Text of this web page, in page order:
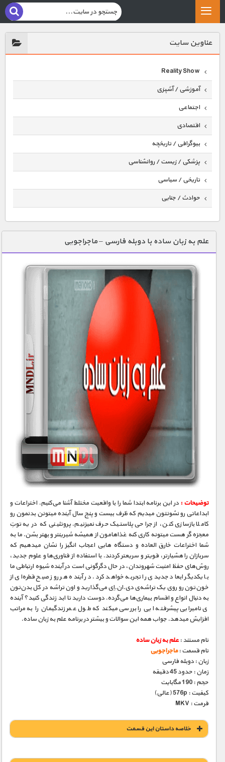
عناوين سايت
Reality Show
آموزشی / آشپزی
اجتماعی
اقتصادی
بیوگرافی / تاریخچه
پزشکی / زیست / روانشناسی
تاریخی / سیاسی
حوادث / جنایی
دنیای خوراکی ها
زمین شناسی / محیط زیست
سازه/ معماری/ مهندسی
سرگرمی
فرهنگ / هنر
مسابقات / ورزشی
مستند های اختصاصی
علم به زبان ساده با دوبله فارسی – ماجراجویی
توضیحات : در این برنامه ابتدا شما را با واقعیت مختلط آشنا می‌کنیم. اختراعات و
ابداعاتی رو نشونتون میدیم که ظرف بیست و پنج سال آینده میتونن بدنمون رو
کاملا بازسازی کنن، از جراحی پلاستیک حرف نمیزنیم. پروتئینی که در یه توتِ
معجزه ‮گر هست میتونه کاری کنه غذاهامون از همیشه شیرینتر و بهتر بشن. ما به
شما اختراعات خارق­ العاده و دستگاه­ هایی اعجاب­ انگیز را نشان می­دهیم که
سربازان را هشیارتر، قوی­تر و سریعتر کردند. با استفاده از فناوری‌ها و علوم جدید،
روش‌های حفظ امنیت شهروندان، در حال دگرگونی است در آینده شیوه ارتباطی ما
با یکدیگر ابعاد جدیدی را تجربه خواهد کرد. در آینده هر روز صبح قطره‌ای از
خون‌تون رو روی یک تراشه‌ی دی.ان.اِی می‌گذارید و اون تراشه در کل بدن‌تون
به دنبال انواع و اقسام بیماری‌ها می‌گرده. دوست دارید تا ابد زندگی کنید؟ آینده
­ی نامیرایی پیشرفت­ه ایی را بررسی می­کند که طول عمر زندگی­مان را به مراتب
افزایش می­دهد. جواب همه این سوالات و بیشتر در برنامه علم به زبان ساده.
نام مستند :علم به زبان ساده
نام قسمت :ماجراجویی
زبان : دوبله فارسی
زمان : حدود 45 دقیقه
حجم : 190 مگابایت
کیفیت : 576p (عالی)
فرمت : MKV
خلاصه داستان این قسمت